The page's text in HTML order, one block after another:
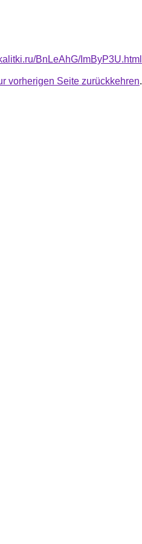
BnLeAhG/ImByP3U.html
vorherigen Seite zurückkehren.